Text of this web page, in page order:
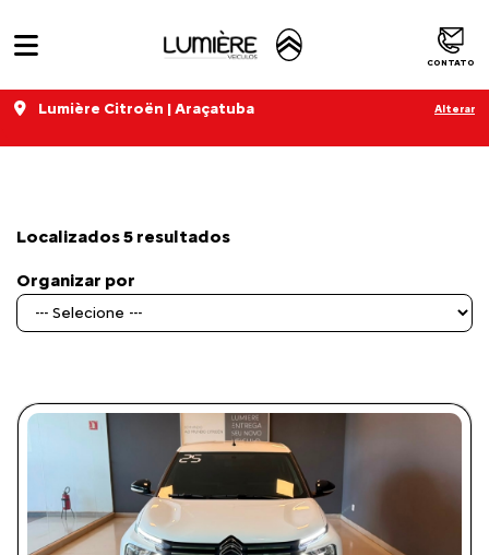
CONTATO
Lumière Citroën | Araçatuba Alterar
Localizados 5 resultados
Filtrar
Organizar por